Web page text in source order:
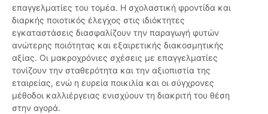
επαγγελματίες του τομέα. Η σχολαστική φροντίδα και
διαρκής ποιοτικός έλεγχος στις ιδιόκτητες
εγκαταστάσεις διασφαλίζουν την παραγωγή φυτών
ανώτερης ποιότητας και εξαιρετικής διακοσμητικής
αξίας. Οι μακροχρόνιες σχέσεις με επαγγελματίες
τονίζουν την σταθερότητα και την αξιοπιστία της
εταιρείας, ενώ η ευρεία ποικιλία και οι σύγχρονες
μέθοδοι καλλιέργειας ενισχύουν τη διακριτή του θέση
στην αγορά.